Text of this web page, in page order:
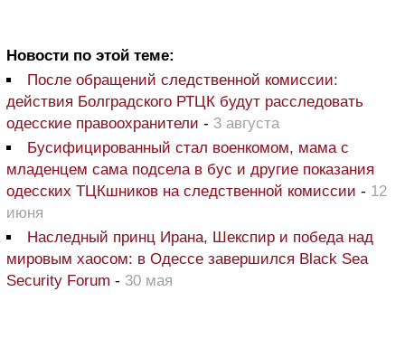
Новости по этой теме:
После обращений следственной комиссии:
действия Болградского РТЦК будут расследовать
одесские правоохранители - 3 августа
Бусифицированный стал военкомом, мама с
младенцем сама подсела в бус и другие показания
одесских ТЦКшников на следственной комиссии - 12
июня
Наследный принц Ирана, Шекспир и победа над
мировым хаосом: в Одессе завершился Black Sea
Security Forum - 30 мая